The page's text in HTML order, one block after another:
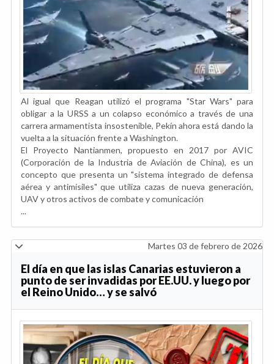
Al igual que Reagan utilizó el programa "Star Wars" para
obligar a la URSS a un colapso económico a través de una
carrera armamentista insostenible, Pekín ahora está dando la
vuelta a la situación frente a Washington.
El Proyecto Nantianmen, propuesto en 2017 por AVIC
(Corporación de la Industria de Aviación de China), es un
concepto que presenta un "sistema integrado de defensa
aérea y antimisiles" que utiliza cazas de nueva generación,
UAV y otros activos de combate y comunicación
...
Martes 03 de febrero de 2026
El día en que las islas Canarias estuvieron a
punto de ser invadidas por EE.UU. y luego por
el Reino Unido… y se salvó